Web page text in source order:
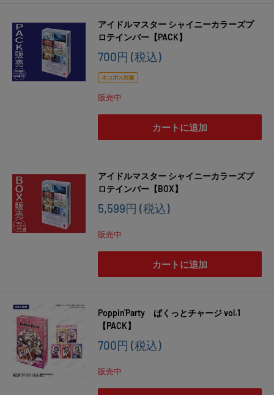
アイドルマスター シャイニーカラーズプ
ロテインバー【PACK】
販
価
格
700円 (税込)
ネコポス対象
販売中
カートに追加
アイドルマスター シャイニーカラーズプ
ロテインバー【BOX】
販
価
格
5,599円 (税込)
販売中
カートに追加
Poppin'Party ぱくっとチャージ vol.1
【PACK】
販
価
格
700円 (税込)
販売中